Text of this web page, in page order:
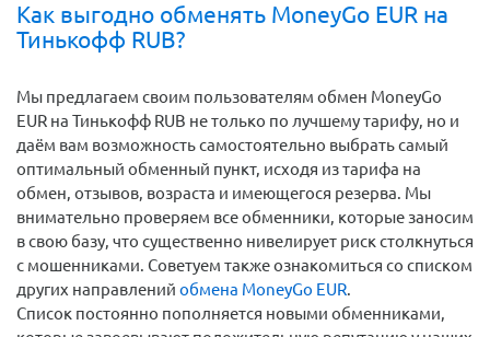
Как выгодно обменять MoneyGo EUR на
Тинькофф RUB?
Мы предлагаем своим пользователям обмен MoneyGo
EUR на Тинькофф RUB не только по лучшему тарифу, но и
даём вам возможность самостоятельно выбрать самый
оптимальный обменный пункт, исходя из тарифа на
обмен, отзывов, возраста и имеющегося резерва. Мы
внимательно проверяем все обменники, которые заносим
в свою базу, что существенно нивелирует риск столкнуться
с мошенниками. Советуем также ознакомиться со списком
других направлений обмена MoneyGo EUR.
Список постоянно пополняется новыми обменниками,